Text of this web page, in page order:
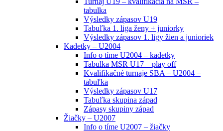
tabulka
Výsledky zápasov U19
Tabuľka 1. liga ženy + juniorky
Výsledky zápasov 1. ligy žien a junioriek
Kadetky – U2004
Info o tíme U2004 – kadetky
Tabulka MSR U17 – play off
Kvalifikačné turnaje SBA – U2004 –
tabuľka
Výsledky zápasov U17
Tabuľka skupina západ
Zápasy skupiny západ
Žiačky – U2007
Info o tíme U2007 – žiačky